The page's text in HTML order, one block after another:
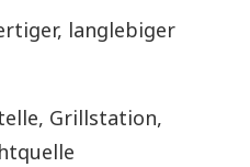
langlebiger
Grillstation,